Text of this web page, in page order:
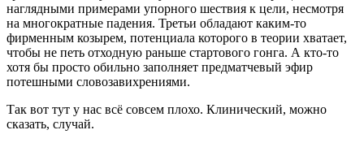
наглядными примерами упорного шествия к цели, несмотря
на многократные падения. Третьи обладают каким-то
фирменным козырем, потенциала которого в теории хватает,
чтобы не петь отходную раньше стартового гонга. А кто-то
хотя бы просто обильно заполняет предматчевый эфир
потешными словозавихрениями.
Так вот тут у нас всё совсем плохо. Клинический, можно
сказать, случай.